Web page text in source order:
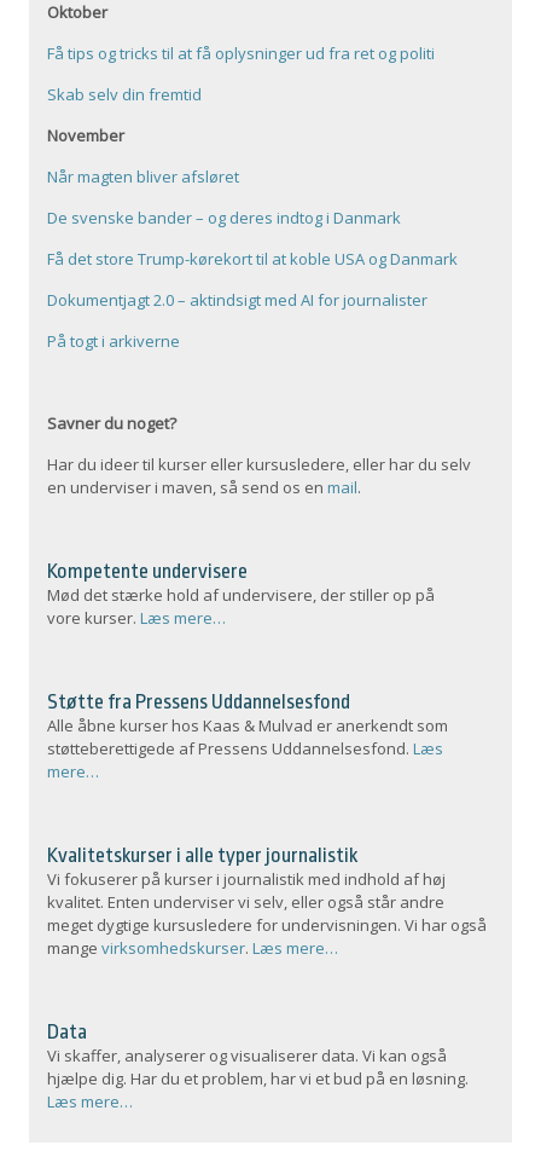
Oktober
Få tips og tricks til at få oplysninger ud fra ret og politi
Skab selv din fremtid
November
Når magten bliver afsløret
De svenske bander – og deres indtog i Danmark
Få det store Trump-kørekort til at koble USA og Danmark
Dokumentjagt 2.0 – aktindsigt med AI for journalister
På togt i arkiverne
Savner du noget?
Har du ideer til kurser eller kursusledere, eller har du selv
en underviser i maven, så send os enmail.
Kompetente undervisere
Mød det stærke hold af undervisere, der stiller op på
vore kurser.Læs mere…
Støtte fra Pressens Uddannelsesfond
Alle åbne kurser hos Kaas & Mulvad er anerkendt som
støtteberettigede af Pressens Uddannelsesfond.Læs
mere…
Kvalitetskurser i alle typer journalistik
Vi fokuserer på kurser i journalistik med indhold af høj
kvalitet. Enten underviser vi selv, eller også står andre
meget dygtige kursusledere for undervisningen. Vi har også
mangevirksomhedskurser.Læs mere…
Data
Vi skaffer, analyserer og visualiserer data. Vi kan også
hjælpe dig. Har du et problem, har vi et bud på en løsning.
Læs mere…